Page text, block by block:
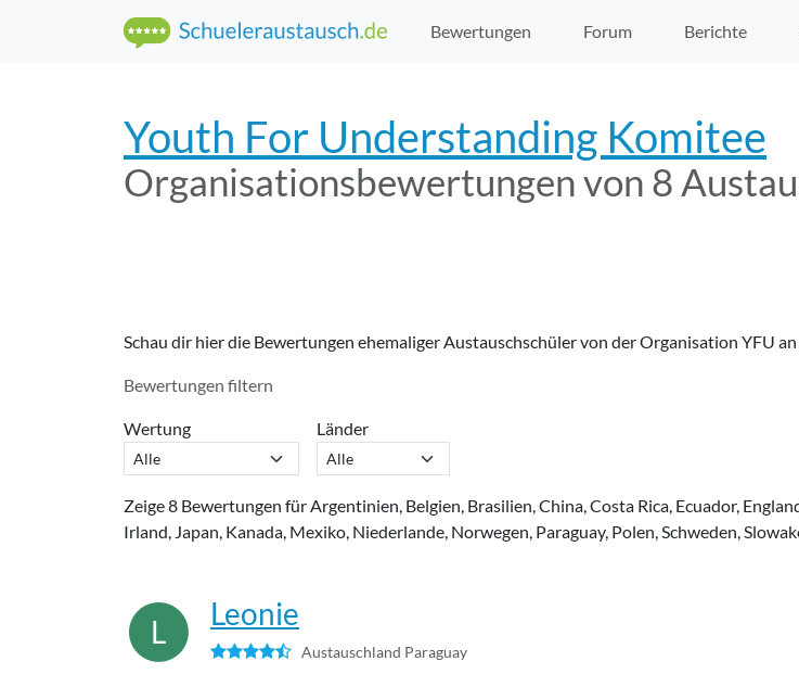
Bewertungen Forum Berichte
Youth For Understanding Komitee
Organisations­bewertungen von 8
Schau dir hier die Bewertungen ehemaliger Austauschschüler von der Organisation YFU
Bewertungen filtern
Wertung Länder
Zeige 8 Bewertungen für Argentinien, Belgien, Brasilien, China, Costa Rica, Ecuador,
Irland, Japan, Kanada, Mexiko, Niederlande, Norwegen, Paraguay, Polen, Schweden,
L Leonie
Austauschland Paraguay